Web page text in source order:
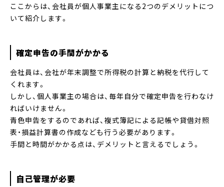
ここからは、会社員が個人事業主になる2つのデメリットにつ
いて紹介します。
確定申告の手間がかかる
会社員は、会社が年末調整で所得税の計算と納税を代行して
くれます。
しかし、個人事業主の場合は、毎年自分で確定申告を行わなけ
ればいけません。
青色申告をするのであれば、複式簿記による記帳や貸借対照
表・損益計算書の作成なども行う必要があります。
手間と時間がかかる点は、デメリットと言えるでしょう。
自己管理が必要